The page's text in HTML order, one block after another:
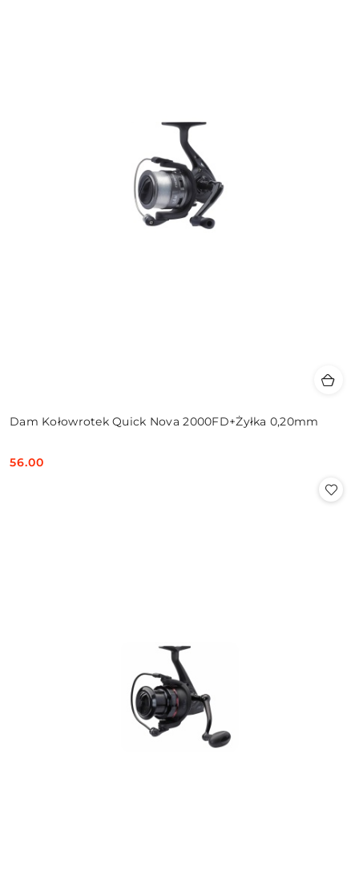
Dam Kołowrotek Quick Nova 2000FD+Żyłka 0,20mm
Cena:
56.00